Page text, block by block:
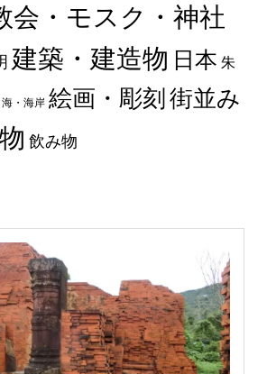
会・モスク・神社
建築・建造物 日本 朱
海・海岸 絵画・彫刻 街並み
飲み物